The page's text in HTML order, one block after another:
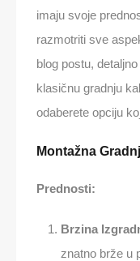
imaju svoje
razmotriti sve
blog postu,
klasičnu gradnju
odaberete opciju
Montažna
Prednosti:
Brzina
znatno brže u